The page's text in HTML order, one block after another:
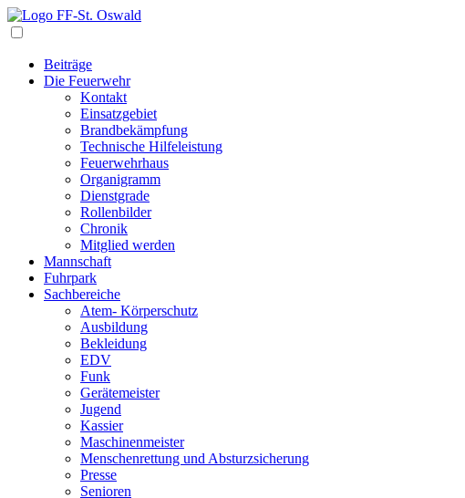
Beiträge
Die Feuerwehr
Kontakt
Einsatzgebiet
Brandbekämpfung
Technische Hilfeleistung
Feuerwehrhaus
Organigramm
Dienstgrade
Rollenbilder
Chronik
Mitglied werden
Mannschaft
Fuhrpark
Sachbereiche
Atem- Körperschutz
Ausbildung
Bekleidung
EDV
Funk
Gerätemeister
Jugend
Kassier
Maschinenmeister
Menschenrettung und Absturzsicherung
Presse
Senioren